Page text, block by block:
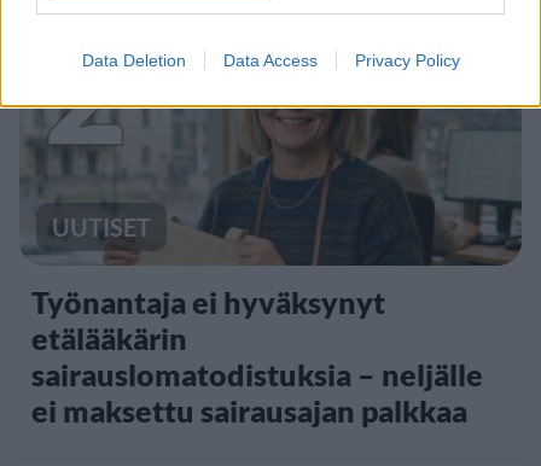
Data Deletion Data Access Privacy Policy
2
UUTISET
Työnantaja ei hyväksynyt
etälääkärin
sairauslomatodistuksia – neljälle
ei maksettu sairausajan palkkaa